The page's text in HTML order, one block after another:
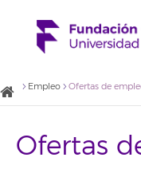
Empleo Ofertas de
Ofertas